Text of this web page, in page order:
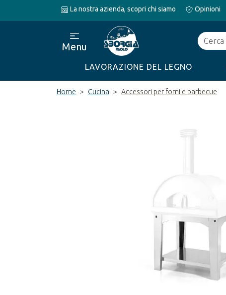
La nostra azienda, scopri chi siamo Opinioni
Cerca
Menu
LAVORAZIONE DEL LEGNO
Home Cucina Accessori per forni e barbecue